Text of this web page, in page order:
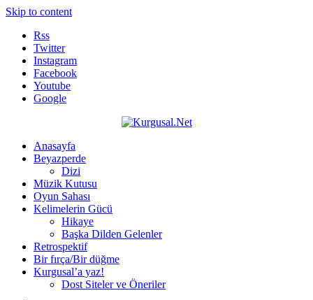
Skip to content
Rss
Twitter
Instagram
Facebook
Youtube
Google
Kurgusal.Net
Senin Kurgun, Senin Dünyan…
Anasayfa
Beyazperde
Dizi
Müzik Kutusu
Oyun Sahası
Kelimelerin Gücü
Hikaye
Başka Dilden Gelenler
Retrospektif
Bir fırça/Bir düğme
Kurgusal’a yaz!
Dost Siteler ve Öneriler